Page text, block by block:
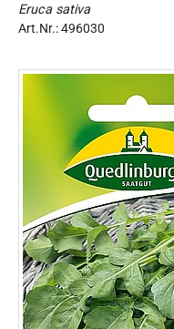
Eruca sativa
Art.Nr.:496030